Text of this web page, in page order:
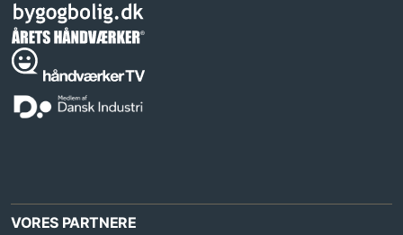
VORES PARTNERE